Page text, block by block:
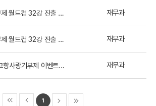
의성군 고향사랑기부제 월드컵 32강 진출 응원 이벤트 ... 재무과
의성군 고향사랑기부제 월드컵 32강 진출 응원 이벤트 재무과
5월 가정의달 맞이 고향사랑기부제 이벤트 당첨자 명단 재무과
1